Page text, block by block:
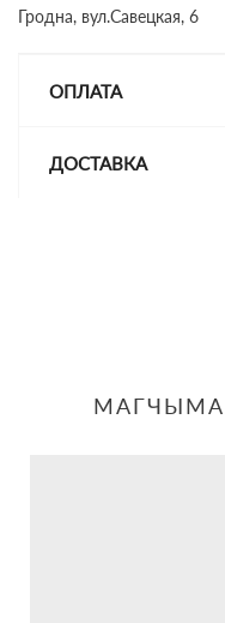
Гродна, вул.Савецкая, 6
ОПЛАТА
ДОСТАВКА
МАГЧЫМА